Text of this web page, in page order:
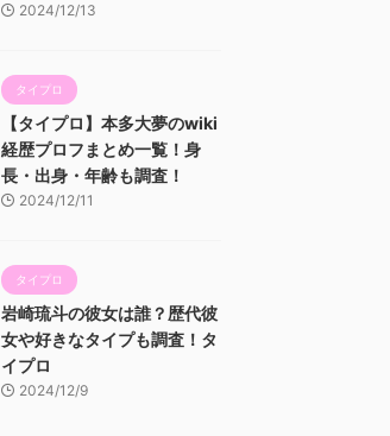
2024/12/13
タイプロ
【タイプロ】本多大夢のwiki
経歴プロフまとめ一覧！身
長・出身・年齢も調査！
2024/12/11
タイプロ
岩崎琉斗の彼女は誰？歴代彼
女や好きなタイプも調査！タ
イプロ
2024/12/9